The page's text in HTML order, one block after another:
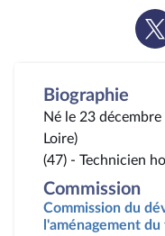
la
Biographie
Né le 23
Loire)
(47) - Technicien
Commission
Commission du
l'aménagement